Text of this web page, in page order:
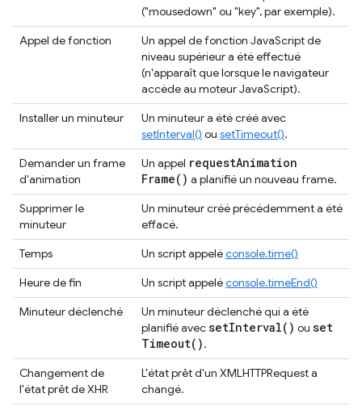
("mousedown" ou "key", par exemple).
Appel de fonction
Un appel de fonction JavaScript de
niveau supérieur a été effectué
(n'apparaît que lorsque le navigateur
accède au moteur JavaScript).
Installer un minuteur
Un minuteur a été créé avec
setInterval() ou setTimeout().
Demander un frame
d'animation
Un appel requestAnimation
Frame( ) a planifié un nouveau frame.
Supprimer le
minuteur
Un minuteur créé précédemment a été
effacé.
Temps
Un script appeléconsole.time()
Heure de fin
Un script appeléconsole.timeEnd()
Minuteur déclenché
Un minuteur déclenché qui a été
planifié avecsetInterval( ) ou set
Timeout( ).
Changement de
l'état prêt de XHR
L'état prêt d'un XMLHTTPRequest a
changé.